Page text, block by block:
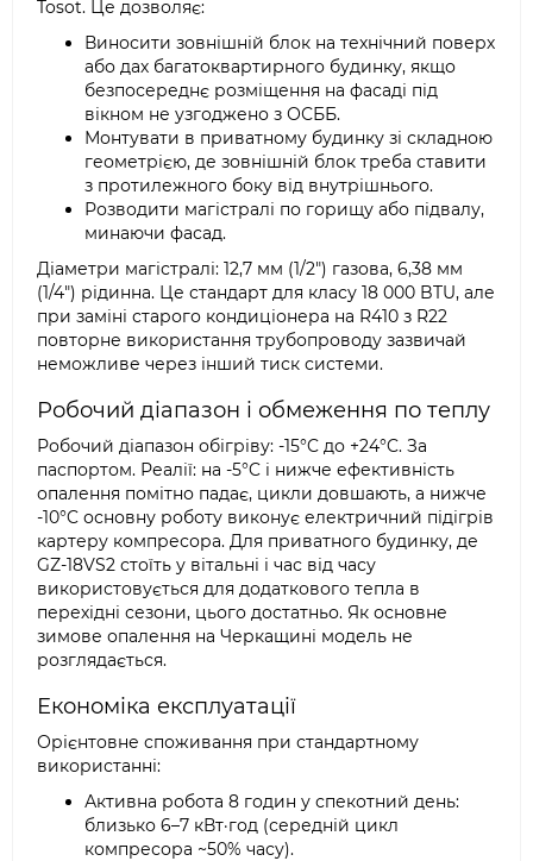
Tosot. Це дозволяє:
Виносити зовнішній блок на технічний поверх
або дах багатоквартирного будинку, якщо
безпосереднє розміщення на фасаді під
вікном не узгоджено з ОСББ.
Монтувати в приватному будинку зі складною
геометрією, де зовнішній блок треба ставити
з протилежного боку від внутрішнього.
Розводити магістралі по горищу або підвалу,
минаючи фасад.
Діаметри магістралі: 12,7 мм (1/2″) газова, 6,38 мм
(1/4″) рідинна. Це стандарт для класу 18 000 BTU, але
при заміні старого кондиціонера на R410 з R22
повторне використання трубопроводу зазвичай
неможливе через інший тиск системи.
Робочий діапазон і обмеження по теплу
Робочий діапазон обігріву: -15°C до +24°C. За
паспортом. Реалії: на -5°C і нижче ефективність
опалення помітно падає, цикли довшають, а нижче
-10°C основну роботу виконує електричний підігрів
картеру компресора. Для приватного будинку, де
GZ-18VS2 стоїть у вітальні і час від часу
використовується для додаткового тепла в
перехідні сезони, цього достатньо. Як основне
зимове опалення на Черкащині модель не
розглядається.
Економіка експлуатації
Орієнтовне споживання при стандартному
використанні:
Активна робота 8 годин у спекотний день:
близько 6–7 кВт·год (середній цикл
компресора ~50% часу).